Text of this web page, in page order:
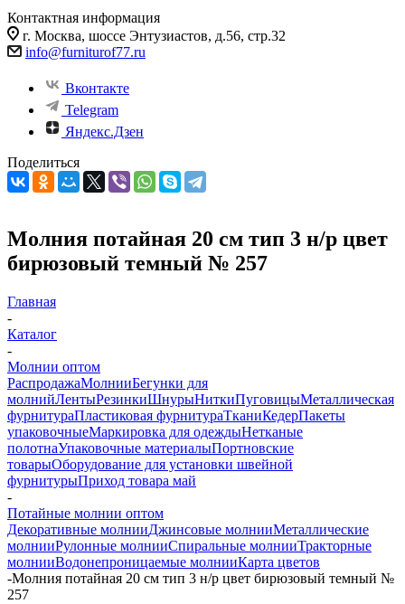
Контактная информация
г. Москва, шоссе Энтузиастов, д.56, стр.32
info@furniturof77.ru
Вконтакте
Telegram
Яндекс.Дзен
Поделиться
Молния потайная 20 см тип 3 н/р цвет
бирюзовый темный № 257
Главная
-
Каталог
-
Молнии оптом
РаспродажаМолнииБегунки для
молнийЛентыРезинкиШнурыНиткиПуговицыМеталлическая
фурнитураПластиковая фурнитураТканиКедерПакеты
упаковочныеМаркировка для одеждыНетканые
полотнаУпаковочные материалыПортновские
товарыОборудование для установки швейной
фурнитурыПриход товара май
-
Потайные молнии оптом
Декоративные молнииДжинсовые молнииМеталлические
молнииРулонные молнииСпиральные молнииТракторные
молнииВодонепроницаемые молнииКарта цветов
-Молния потайная 20 см тип 3 н/р цвет бирюзовый темный №
257